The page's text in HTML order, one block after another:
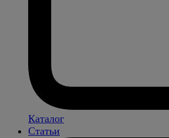
Каталог
Статьи